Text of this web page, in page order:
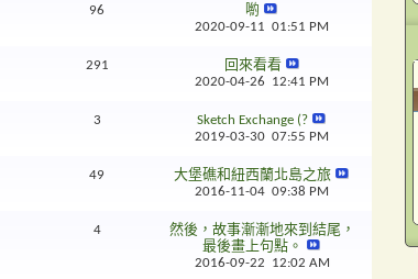
96
喲
2020-09-11 01:51 PM
291
回來看看
2020-04-26 12:41 PM
3
Sketch Exchange (?
2019-03-30 07:55 PM
49
大堡礁和紐西蘭北島之旅
2016-11-04 09:38 PM
4
然後，故事漸漸地來到結尾，
最後畫上句點。
2016-09-22
12:02 AM